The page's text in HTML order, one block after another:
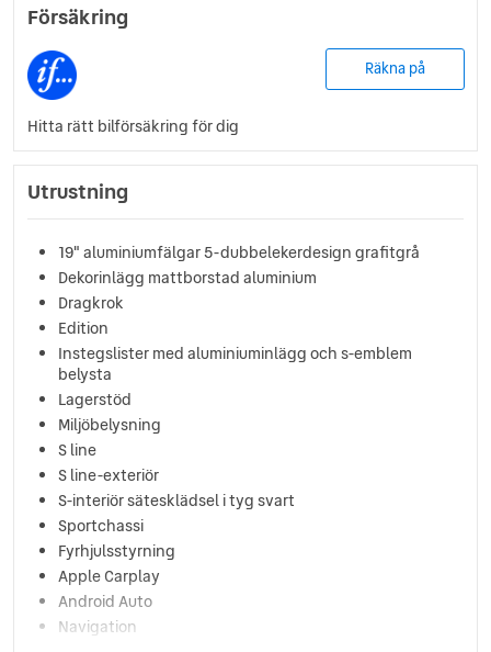
Försäkring
Räkna på
Hitta rätt bilförsäkring för dig
Utrustning
19" aluminiumfälgar 5-dubbelekerdesign grafitgrå
Dekorinlägg mattborstad aluminium
Dragkrok
Edition
Instegslister med aluminiuminlägg och s-emblem
belysta
Lagerstöd
Miljöbelysning
S line
S line-exteriör
S-interiör sätesklädsel i tyg svart
Sportchassi
Fyrhjulsstyrning
Apple Carplay
Android Auto
Navigation